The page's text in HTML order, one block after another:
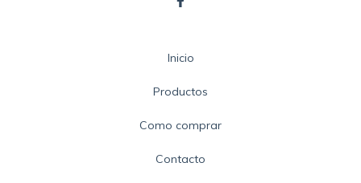
Inicio
Productos
Como comprar
Contacto